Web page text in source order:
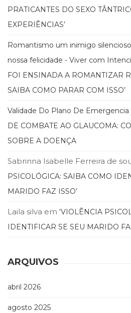
Obras
referência
PNL
(Programação
Neurolingüística)
Psicodrama
Psicologia,
Psicoterapia
(799)
Propaganda
Marketing
(33)
(23)
Rádio
Públicas
e
Empresarial
(31)
PRATICANTES DO SEXO
EXPERIÊNCIAS’
Romantismo um inimigo
nossa felicidade - Viver com
FOI ENSINADA A ROMANTIZAR
SAIBA COMO PARAR COM ISSO’
Validade Do Plano De Emergencia
DE COMBATE AO GLAUCOMA:
SOBRE A DOENÇA
Sabrinna Isabelle Ferreira de
PSICOLÓGICA: SAIBA COMO
MARIDO FAZ ISSO’
Laila silva em ‘VIOLÊNCIA
IDENTIFICAR SE SEU MARIDO
ARQUIVOS
abril 2026
agosto 2025